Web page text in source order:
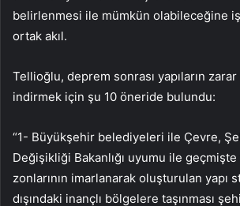
belirlenmesi ile mümkün olabileceğine
ortak akıl.
Tellioğlu, deprem sonrası yapıların
indirmek için şu 10 öneride bulundu:
“1- Büyükşehir belediyeleri ile Çevre,
Değişikliği Bakanlığı uyumu ile
zonlarının imarlanarak oluşturulan yapı
dışındaki inançlı bölgelere taşınması